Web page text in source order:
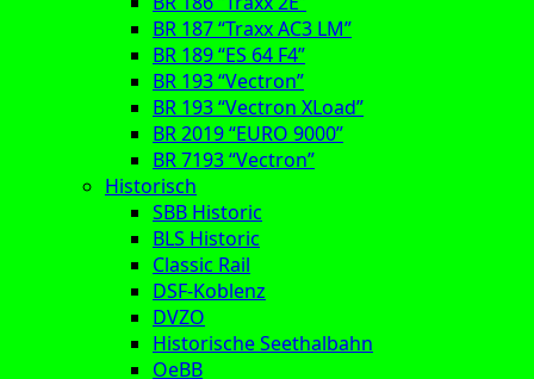
BR 187 “Traxx AC3 LM”
BR 189 “ES 64 F4”
BR 193 “Vectron”
BR 193 “Vectron XLoad”
BR 2019 “EURO 9000”
BR 7193 “Vectron”
Historisch
SBB Historic
BLS Historic
Classic Rail
DSF-Koblenz
DVZO
Historische Seethalbahn
OeBB